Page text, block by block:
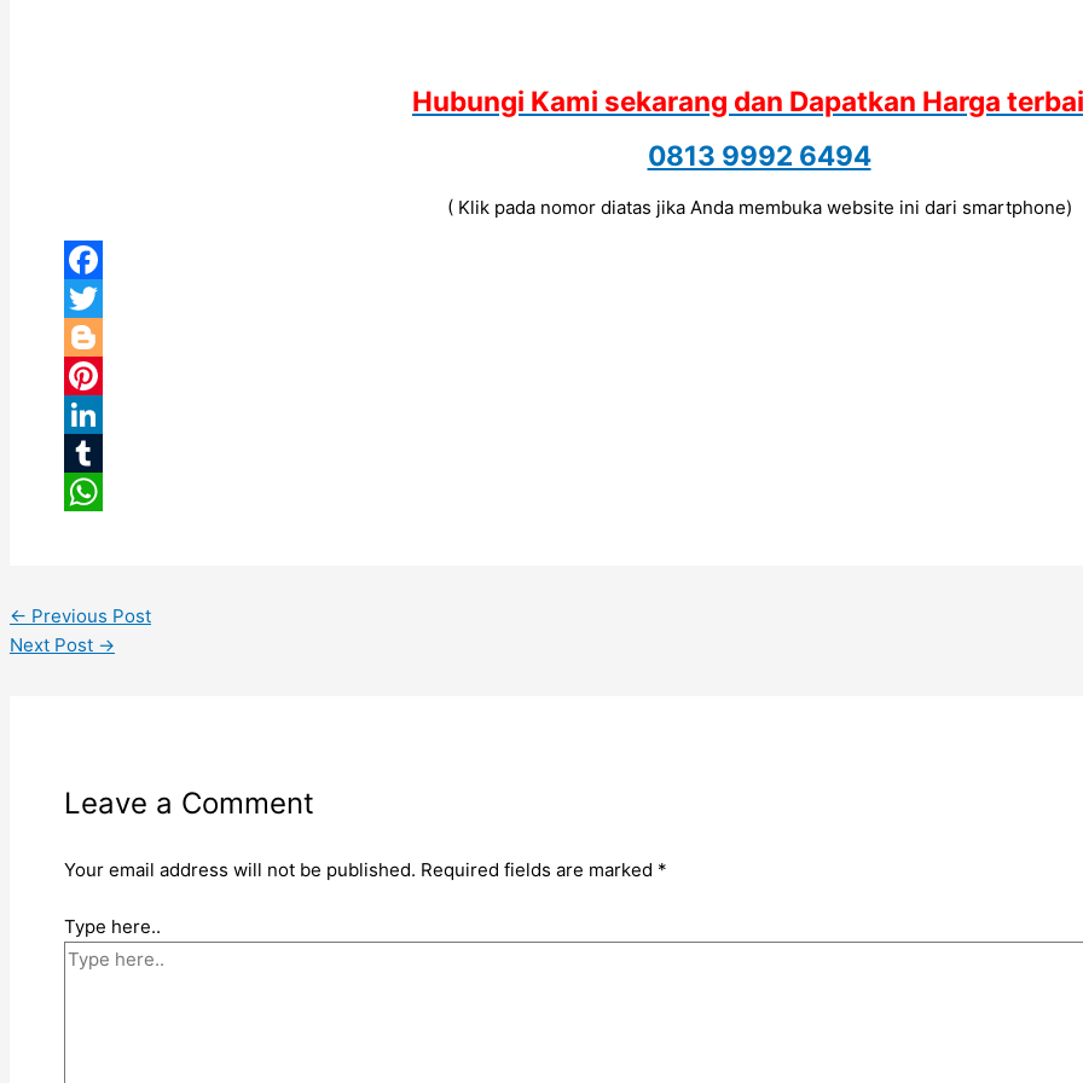
Hubungi Kami sekarang dan Dapatkan Harga
0813 9992 6494
( Klik pada nomor diatas jika Anda membuka website ini dari smartphone)
Facebook
Twitter
Blogger
Pinterest
LinkedIn
Tumblr
← Previous Post
Next Post →
Leave a Comment
Your email address will not be published. Required fields are marked *
Type here..